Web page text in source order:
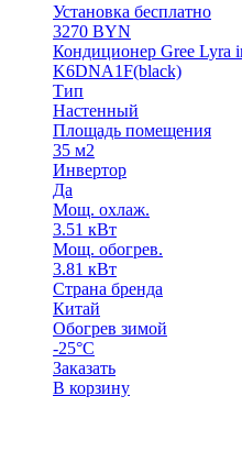
Установка бесплатно
3270 BYN
Кондиционер Gree Lyra
K6DNA1F(black)
Тип
Настенный
Площадь помещения
35 м2
Инвертор
Да
Мощ. охлаж.
3.51 кВт
Мощ. обогрев.
3.81 кВт
Страна бренда
Китай
Обогрев зимой
-25°C
Заказать
В корзину